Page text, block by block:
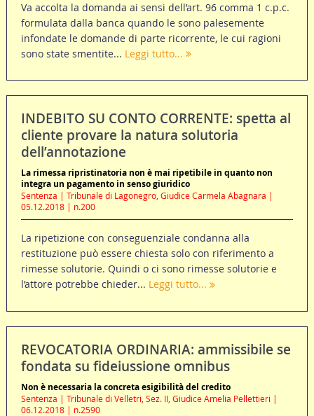
Va accolta la domanda ai sensi dell’art. 96 comma 1 c.p.c.
formulata dalla banca quando le sono palesemente
infondate le domande di parte ricorrente, le cui ragioni
sono state smentite... Leggi tutto...
INDEBITO SU CONTO CORRENTE: spetta al
cliente provare la natura solutoria
dell’annotazione
La rimessa ripristinatoria non è mai ripetibile in quanto non
integra un pagamento in senso giuridico
Sentenza | Tribunale di Lagonegro, Giudice Carmela Abagnara |
05.12.2018 | n.200
La ripetizione con conseguenziale condanna alla
restituzione può essere chiesta solo con riferimento a
rimesse solutorie. Quindi o ci sono rimesse solutorie e
l’attore potrebbe chieder... Leggi tutto...
REVOCATORIA ORDINARIA: ammissibile se
fondata su fideiussione omnibus
Non è necessaria la concreta esigibilità del credito
Sentenza | Tribunale di Velletri, Sez. II, Giudice Amelia Pellettieri |
06.12.2018 | n.2590